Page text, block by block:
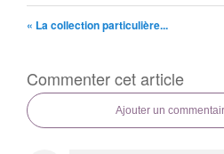
« La collection particulière...
Commenter cet article
Ajouter un